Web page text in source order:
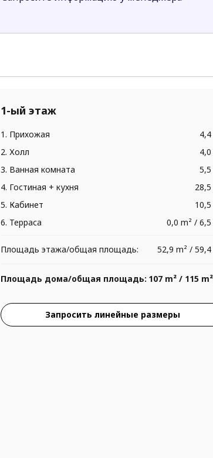
1-ый этаж
1. Прихожая
4,4
2. Холл
4,0
3. Ванная комната
5,5
4. Гостиная + кухня
28,5
5. Кабинет
10,5
6. Терраса
0,0 m² / 6,5
Площадь этажа/общая площадь: 52,9 m² / 59,4
Площадь дома/общая площадь: 107 m² / 115 m²
Запросить линейные размеры